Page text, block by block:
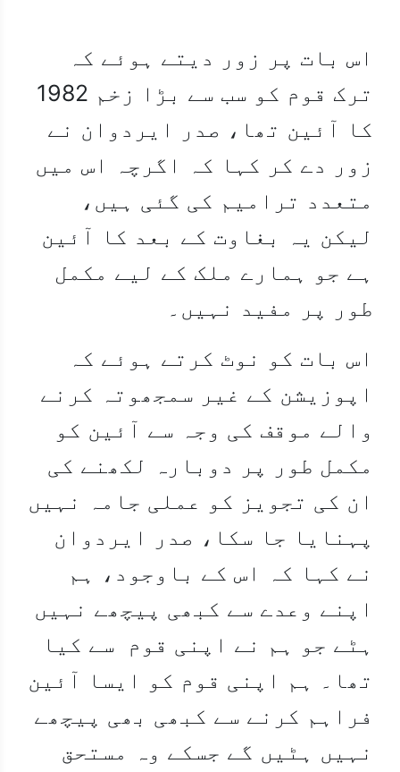
اس بات پر زور دیتے ہوئے کہ
ترک قوم کو سب سے بڑا زخم 1982
کا آئین تھا، صدر ایردوان نے
زور دے کر کہا کہ اگرچہ اس میں
متعدد ترامیم کی گئی ہیں،
لیکن یہ بغاوت کے بعد کا آئین
ہے جو ہمارے ملک کے لیے مکمل
طور پر مفید نہیں۔
اس بات کو نوٹ کرتے ہوئے کہ
اپوزیشن کے غیر سمجھوتہ کرنے
والے موقف کی وجہ سے آئین کو
مکمل طور پر دوبارہ لکھنے کی
ان کی تجویز کو عملی جامہ نہیں
پہنایا جا سکا، صدر ایردوان
نے کہا کہ اس کے باوجود، ہم
اپنے وعدے سے کبھی پیچھے نہیں
ہٹے جو ہم نے اپنی قوم سے کیا
تھا۔ ہم اپنی قوم کو ایسا آئین
فراہم کرنے سے کبھی بھی پیچھے
نہیں ہٹیں گے جسکے وہ مستحق